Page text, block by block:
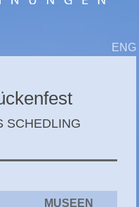
ENG
SCHEDLING
MUSEEN